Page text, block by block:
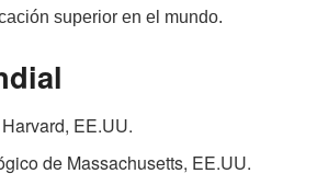
superior en el mundo.
EE.UU.
de Massachusetts, EE.UU.